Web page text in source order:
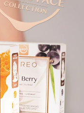
Benutzerkonto
Meine Geräte
Bestellungen
Meine Adressen
Abonnements
Español
Português
Русский
繁體中文